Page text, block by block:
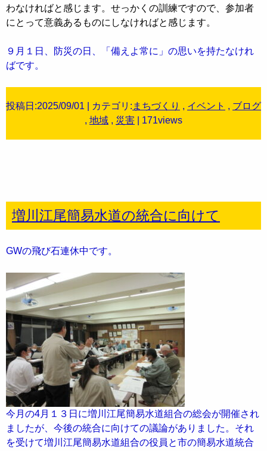
わなければと感じます。せっかくの訓練ですので、参加者
にとって意義あるものにしなければと感じます。
９月１日、防災の日、「備えよ常に」の思いを持たなけれ
ばです。
投稿日:2025/09/01 | カテゴリ: まちづくり , イベント , ブログ
, 地域 , 災害 | 171views
増川江尾簡易水道の統合に向けて
GWの飛び石連休中です。
今月の4月１３日に増川江尾簡易水道組合の総会が開催され
ましたが、今後の統合に向けての議論がありました。それ
を受けて増川江尾簡易水道組合の役員と市の簡易水道統合